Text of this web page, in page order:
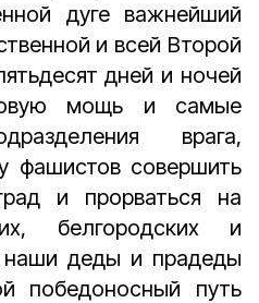
дуге важнейший
и всей Второй
дней и ночей
мощь и самые
врага,
фашистов совершить
и прорваться на
белгородских и
наши деды и прадеды
победоносный путь